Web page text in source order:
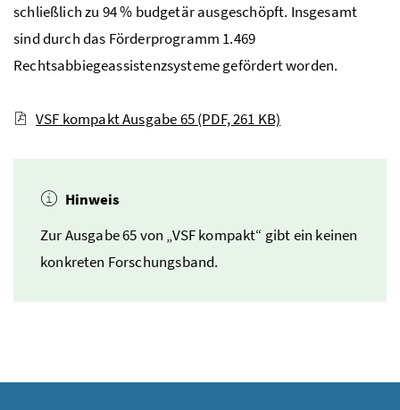
schließlich zu 94 % budgetär ausgeschöpft. Insgesamt
sind durch das Förderprogramm 1.469
Rechtsabbiegeassistenzsysteme gefördert worden.
VSF kompakt Ausgabe 65(PDF, 261 KB)
Hinweis
Zur Ausgabe 65 von „VSF kompakt“ gibt ein keinen
konkreten Forschungsband.